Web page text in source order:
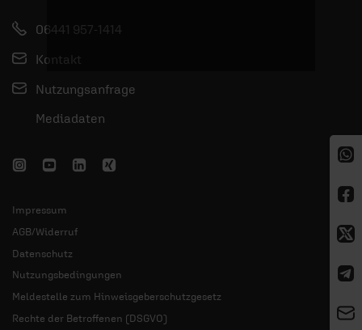
06441 957-1414
Kontakt
Nutzungsanfrage
Mediadaten
Impressum
AGB/Widerruf
Datenschutz
Nutzungsbedingungen
Meldestelle zum Hinweisgeberschutzgesetz
Rechte der Betroffenen (DSGVO)